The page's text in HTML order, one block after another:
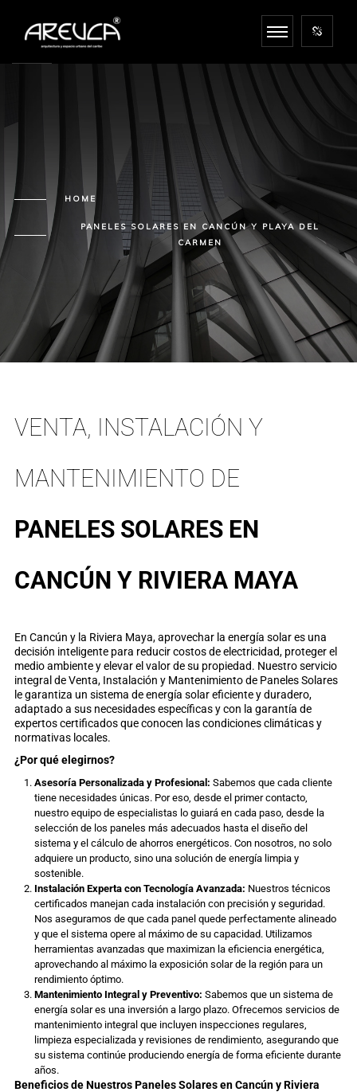
HOME
PANELES SOLARES EN CANCÚN Y PLAYA DEL
CARMEN
VENTA, INSTALACIÓN Y
MANTENIMIENTO DE
PANELES SOLARES EN
CANCÚN Y RIVIERA MAYA
En Cancún y la Riviera Maya, aprovechar la energía solar es una
decisión inteligente para reducir costos de electricidad, proteger el
medio ambiente y elevar el valor de su propiedad. Nuestro servicio
integral de Venta, Instalación y Mantenimiento de Paneles Solares
le garantiza un sistema de energía solar eficiente y duradero,
adaptado a sus necesidades específicas y con la garantía de
expertos certificados que conocen las condiciones climáticas y
normativas locales.
¿Por qué elegirnos?
Asesoría Personalizada y Profesional: Sabemos que cada cliente
tiene necesidades únicas. Por eso, desde el primer contacto,
nuestro equipo de especialistas lo guiará en cada paso, desde la
selección de los paneles más adecuados hasta el diseño del
sistema y el cálculo de ahorros energéticos. Con nosotros, no solo
adquiere un producto, sino una solución de energía limpia y
sostenible.
Instalación Experta con Tecnología Avanzada: Nuestros técnicos
certificados manejan cada instalación con precisión y seguridad.
Nos aseguramos de que cada panel quede perfectamente alineado
y que el sistema opere al máximo de su capacidad. Utilizamos
herramientas avanzadas que maximizan la eficiencia energética,
aprovechando al máximo la exposición solar de la región para un
rendimiento óptimo.
Mantenimiento Integral y Preventivo: Sabemos que un sistema de
energía solar es una inversión a largo plazo. Ofrecemos servicios de
mantenimiento integral que incluyen inspecciones regulares,
limpieza especializada y revisiones de rendimiento, asegurando que
su sistema continúe produciendo energía de forma eficiente durante
años.
Beneficios de Nuestros Paneles Solares en Cancún y Riviera